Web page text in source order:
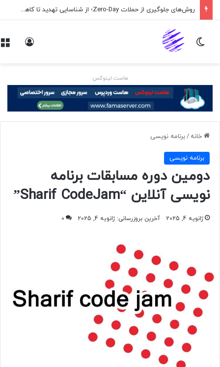
روش‌های جلوگیری از حملات Zero-Day؛ از شناسایی تهدید تا کاهش ریسک
تغییر پوسته
هاست لینوکس
خانه /برنامه نويسی
برنامه نويسی
دومین دوره مسابقات برنامه
نویسی آنلاین “Sharif CodeJam”
ژانویه 4, 2025 آخرین بروزرسانی: ژانویه 4, 2025 0